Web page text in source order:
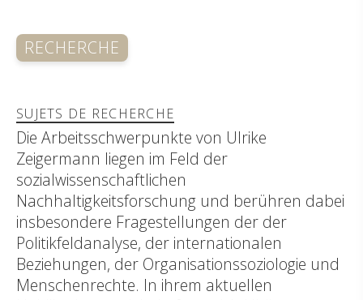
RECHERCHE
SUJETS DE RECHERCHE
Die Arbeitsschwerpunkte von Ulrike
Zeigermann liegen im Feld der
sozialwissenschaftlichen
Nachhaltigkeitsforschung und berühren dabei
insbesondere Fragestellungen der der
Politikfeldanalyse, der internationalen
Beziehungen, der Organisationssoziologie und
Menschenrechte. In ihrem aktuellen